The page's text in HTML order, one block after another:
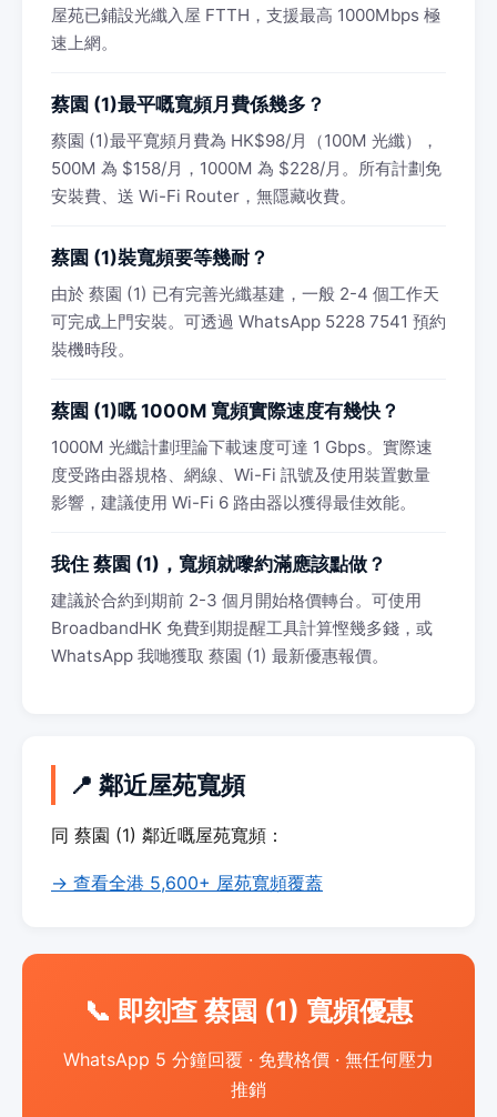
屋苑已鋪設光纖入屋 FTTH，支援最高 1000Mbps 極
速上網。
蔡園 (1)最平嘅寬頻月費係幾多？
蔡園 (1)最平寬頻月費為 HK$98/月（100M 光纖），
500M 為 $158/月，1000M 為 $228/月。所有計劃免
安裝費、送 Wi-Fi Router，無隱藏收費。
蔡園 (1)裝寬頻要等幾耐？
由於 蔡園 (1) 已有完善光纖基建，一般 2-4 個工作天
可完成上門安裝。可透過 WhatsApp 5228 7541 預約
裝機時段。
蔡園 (1)嘅 1000M 寬頻實際速度有幾快？
1000M 光纖計劃理論下載速度可達 1 Gbps。實際速
度受路由器規格、網線、Wi-Fi 訊號及使用裝置數量
影響，建議使用 Wi-Fi 6 路由器以獲得最佳效能。
我住 蔡園 (1)，寬頻就嚟約滿應該點做？
建議於合約到期前 2-3 個月開始格價轉台。可使用
BroadbandHK 免費到期提醒工具計算慳幾多錢，或
WhatsApp 我哋獲取 蔡園 (1) 最新優惠報價。
📍 鄰近屋苑寬頻
同 蔡園 (1) 鄰近嘅屋苑寬頻：
→ 查看全港 5,600+ 屋苑寬頻覆蓋
📞 即刻查 蔡園 (1) 寬頻優惠
WhatsApp 5 分鐘回覆 · 免費格價 · 無任何壓力
推銷